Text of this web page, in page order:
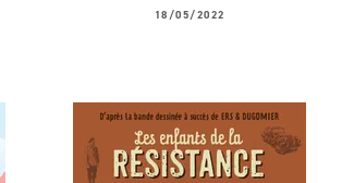
18/05/2022